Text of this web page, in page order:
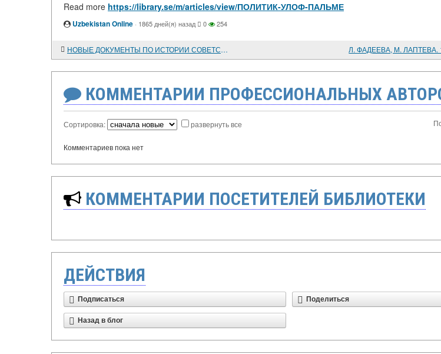
Read more https://library.se/m/articles/view/ПОЛИТИК-УЛОФ-ПАЛЬМЕ
Uzbekistan Online · 1865 дней(я) назад 0 254
НОВЫЕ ДОКУМЕНТЫ ПО ИСТОРИИ СОВЕТСКО-АМЕРИКАНСКИХ ОТНОШЕНИЙ. 1918-1933 ГОДЫ
КОММЕНТАРИИ ПРОФЕССИОНАЛЬНЫХ
Сортировка: развернуть все
Комментариев пока нет
КОММЕНТАРИИ ПОСЕТИТЕЛЕЙ БИБЛИОТЕКИ
ДЕЙСТВИЯ
Подписаться Поделиться
Назад в блог